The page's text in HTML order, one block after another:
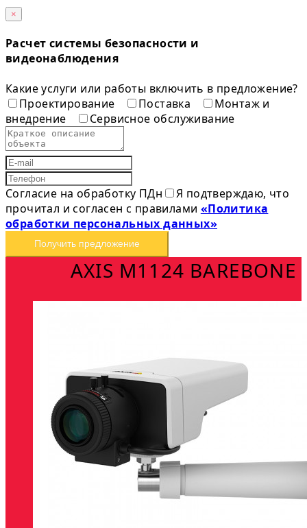
×
Расчет системы безопасности и
видеонаблюдения
Какие услуги или работы включить в предложение?
Проектирование
Поставка
Монтаж и
внедрение
Сервисное обслуживание
Согласие на обработку ПДн
Я подтверждаю, что
прочитал и согласен с правилами «Политика
обработки персональных данных»
Получить предложение
AXIS M1124 BAREBONE